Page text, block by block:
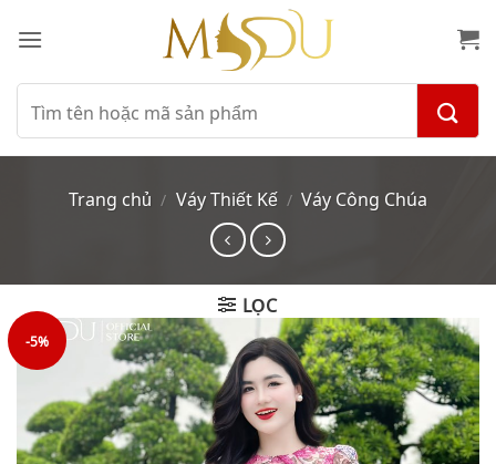
qua
dungTìm
kiếm:
Trang chủ / Váy Thiết Kế / Váy Công Chúa
LỌC
-5%